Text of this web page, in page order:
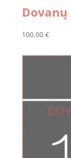
Dovanų
100.00 €